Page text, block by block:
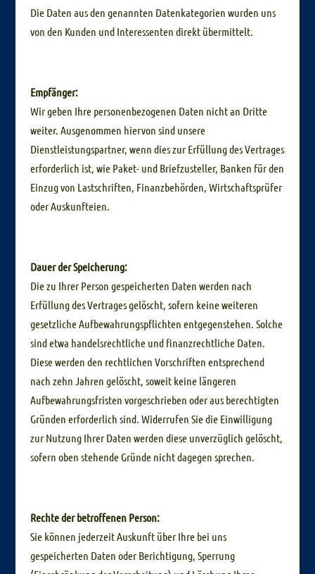
Die Daten aus den genannten Datenkategorien wurden uns
von den Kunden und Interessenten direkt übermittelt.
Empfänger:
Wir geben Ihre personenbezogenen Daten nicht an Dritte
weiter. Ausgenommen hiervon sind unsere
Dienstleistungspartner, wenn dies zur Erfüllung des Vertrages
erforderlich ist, wie Paket- und Briefzusteller, Banken für den
Einzug von Lastschriften, Finanzbehörden, Wirtschaftsprüfer
oder Auskunfteien.
Dauer der Speicherung:
Die zu Ihrer Person gespeicherten Daten werden nach
Erfüllung des Vertrages gelöscht, sofern keine weiteren
gesetzliche Aufbewahrungspflichten entgegenstehen. Solche
sind etwa handelsrechtliche und finanzrechtliche Daten.
Diese werden den rechtlichen Vorschriften entsprechend
nach zehn Jahren gelöscht, soweit keine längeren
Aufbewahrungsfristen vorgeschrieben oder aus berechtigten
Gründen erforderlich sind. Widerrufen Sie die Einwilligung
zur Nutzung Ihrer Daten werden diese unverzüglich gelöscht,
sofern oben stehende Gründe nicht dagegen sprechen.
Rechte der betroffenen Person:
Sie können jederzeit Auskunft über Ihre bei uns
gespeicherten Daten oder Berichtigung, Sperrung